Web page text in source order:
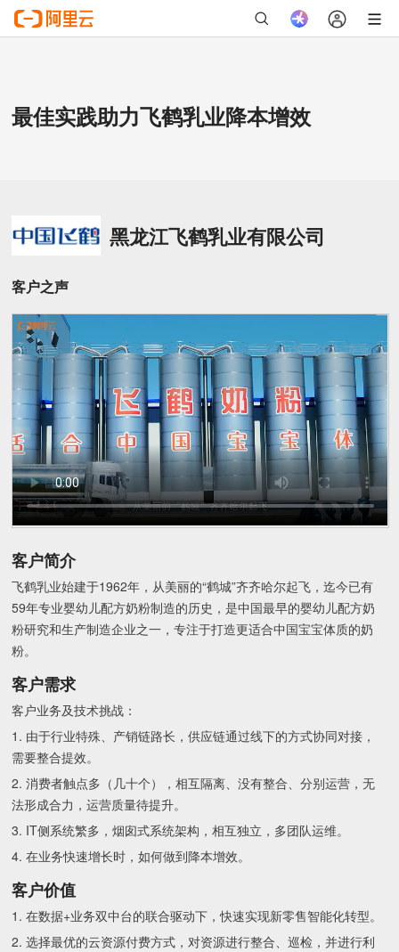
最佳实践助力飞鹤乳业降本增效
黑龙江飞鹤乳业有限公司
客户之声
客户简介
飞鹤乳业始建于1962年，从美丽的“鹤城”齐齐哈尔起飞，迄今已有
59年专业婴幼儿配方奶粉制造的历史，是中国最早的婴幼儿配方奶
粉研究和生产制造企业之一，专注于打造更适合中国宝宝体质的奶
粉。
客户需求
客户业务及技术挑战：
1. 由于行业特殊、产销链路长，供应链通过线下的方式协同对接，
需要整合提效。
2. 消费者触点多（几十个），相互隔离、没有整合、分别运营，无
法形成合力，运营质量待提升。
3. IT侧系统繁多，烟囱式系统架构，相互独立，多团队运维。
4. 在业务快速增长时，如何做到降本增效。
客户价值
1. 在数据+业务双中台的联合驱动下，快速实现新零售智能化转型。
2. 选择最优的云资源付费方式，对资源进行整合、巡检，并进行利